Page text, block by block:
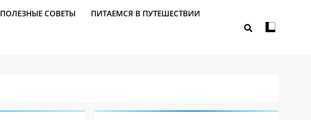
ПОЛЕЗНЫЕ СОВЕТЫ ПИТАЕМСЯ В ПУТЕШЕСТВИИ